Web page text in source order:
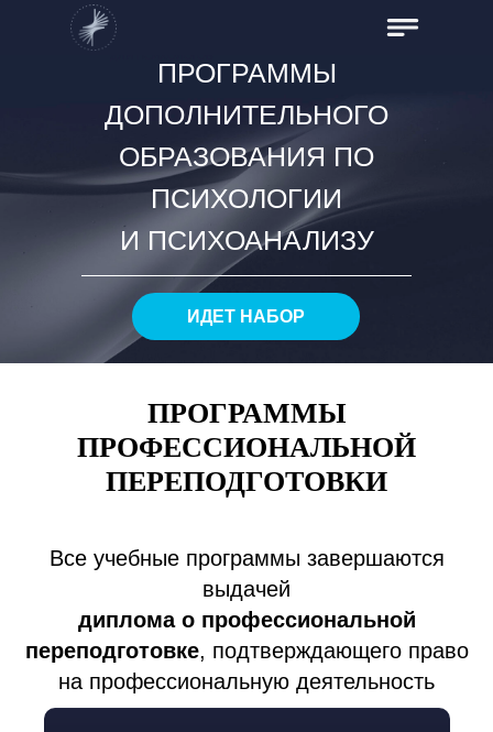
НОВОСТИ
КУРСЫ ПОВЫШЕНИЯ
ПРОГРАММЫ
ДОПОЛНИТЕЛЬНОГО
ОБРАЗОВАНИЯ ПО
ПСИХОЛОГИИ
И ПСИХОАНАЛИЗУ
ИДЕТ НАБОР
ПРОГРАММЫ
ПРОФЕССИОНАЛЬНОЙ
ПЕРЕПОДГОТОВКИ
Все учебные программы завершаются
выдачей
диплома о профессиональной
переподготовке, подтверждающего право
на профессиональную деятельность